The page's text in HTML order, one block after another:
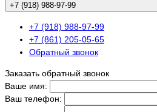
+7 (918) 988-97-99
+7 (918) 988-97-99
+7 (861) 205-05-65
Обратный звонок
Заказать обратный звонок
Ваше имя:
Ваш телефон: